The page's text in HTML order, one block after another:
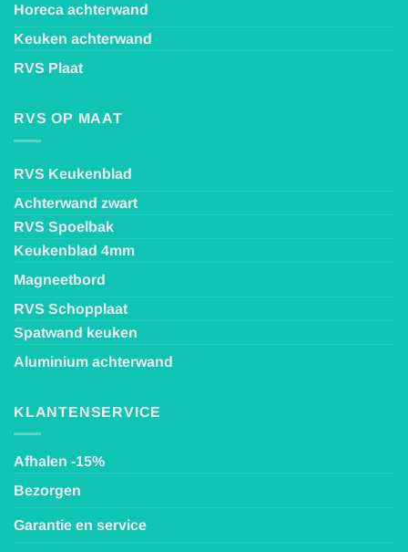
Horeca achterwand
Keuken achterwand
RVS Plaat
RVS OP MAAT
RVS Keukenblad
Achterwand zwart
RVS Spoelbak
Keukenblad 4mm
Magneetbord
RVS Schopplaat
Spatwand keuken
Aluminium achterwand
KLANTENSERVICE
Afhalen -15%
Bezorgen
Garantie en service